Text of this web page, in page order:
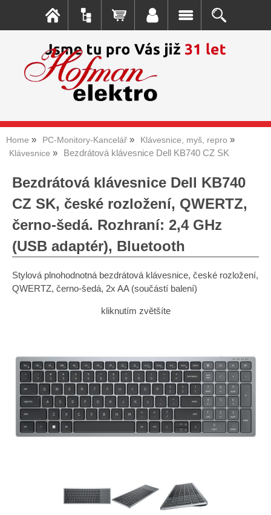
Home PC-Monitory-Kancelář
Klávesnice, myš, repro
Klávesnice
Bezdrátová klávesnice Dell KB740 CZ SK
Bezdrátová klávesnice Dell KB740
CZ SK, české rozložení, QWERTZ,
černo-šedá. Rozhraní: 2,4 GHz
(USB adaptér), Bluetooth
Stylová plnohodnotná bezdrátová klávesnice, české rozložení,
QWERTZ, černo-šedá, 2x AA (součástí balení)
kliknutím zvětšíte